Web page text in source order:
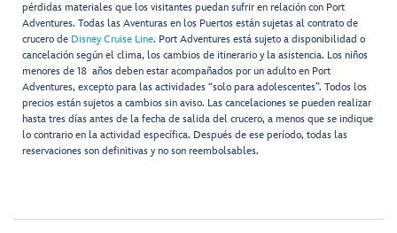
pérdidas materiales que los visitantes puedan sufrir en relación con Port
Adventures. Todas las Aventuras en los Puertos están sujetas al contrato de
crucero de Disney Cruise Line. Port Adventures está sujeto a disponibilidad o
cancelación según el clima, los cambios de itinerario y la asistencia. Los niños
menores de 18 años deben estar acompañados por un adulto en Port
Adventures, excepto para las actividades “solo para adolescentes”. Todos los
precios están sujetos a cambios sin aviso. Las cancelaciones se pueden realizar
hasta tres días antes de la fecha de salida del crucero, a menos que se indique
lo contrario en la actividad específica. Después de ese período, todas las
reservaciones son definitivas y no son reembolsables.